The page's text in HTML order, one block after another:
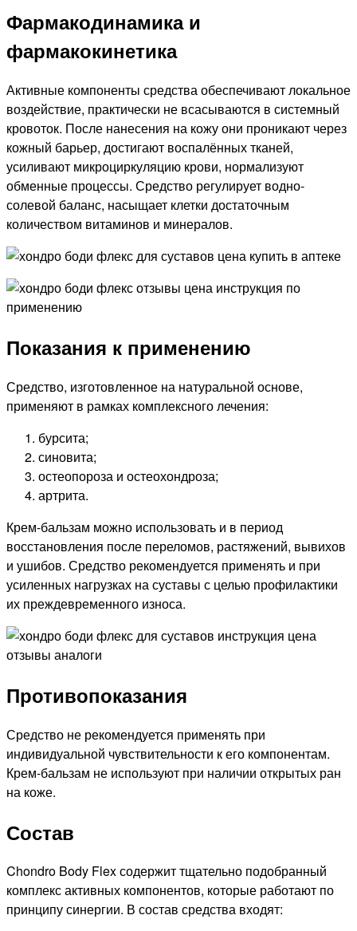
Фармакодинамика и
фармакокинетика
Активные компоненты средства обеспечивают локальное
воздействие, практически не всасываются в системный
кровоток. После нанесения на кожу они проникают через
кожный барьер, достигают воспалённых тканей,
усиливают микроциркуляцию крови, нормализуют
обменные процессы. Средство регулирует водно-
солевой баланс, насыщает клетки достаточным
количеством витаминов и минералов.
Показания к применению
Средство, изготовленное на натуральной основе,
применяют в рамках комплексного лечения:
бурсита;
синовита;
остеопороза и остеохондроза;
артрита.
Крем-бальзам можно использовать и в период
восстановления после переломов, растяжений, вывихов
и ушибов. Средство рекомендуется применять и при
усиленных нагрузках на суставы с целью профилактики
их преждевременного износа.
Противопоказания
Средство не рекомендуется применять при
индивидуальной чувствительности к его компонентам.
Крем-бальзам не используют при наличии открытых ран
на коже.
Состав
Chondro Body Flex содержит тщательно подобранный
комплекс активных компонентов, которые работают по
принципу синергии. В состав средства входят: